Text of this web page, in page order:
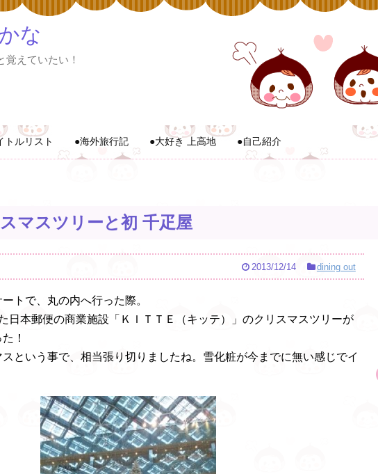
な
覚えていたい！
トルリスト ●海外旅行記 ●大好き 上高地 ●自己紹介
マスツリーと初 千疋屋
2013/12/14 dining out
トで、丸の内へ行った際。
日本郵便の商業施設「ＫＩＴＴＥ（キッテ）」のクリスマスツリーが
！
という事で、相当張り切りましたね。雪化粧が今までに無い感じでイ